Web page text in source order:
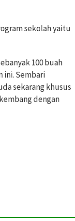
sekolah yaitu
100 buah
ini. Sembari
sekarang khusus
dengan